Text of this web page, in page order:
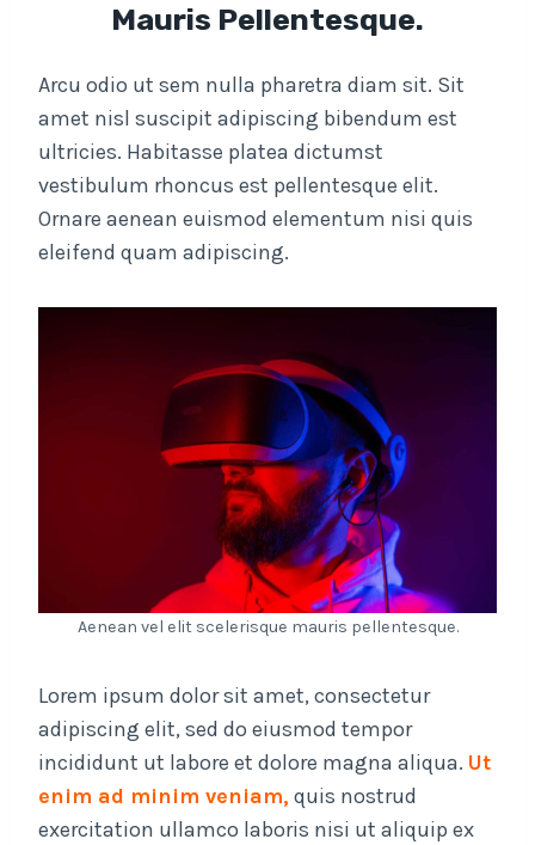
Mauris Pellentesque.
Arcu odio ut sem nulla pharetra diam sit. Sit
amet nisl suscipit adipiscing bibendum est
ultricies. Habitasse platea dictumst
vestibulum rhoncus est pellentesque elit.
Ornare aenean euismod elementum nisi quis
eleifend quam adipiscing.
Aenean vel elit scelerisque mauris pellentesque.
Lorem ipsum dolor sit amet, consectetur
adipiscing elit, sed do eiusmod tempor
incididunt ut labore et dolore magna aliqua. Ut
enim ad minim veniam, quis nostrud
exercitation ullamco laboris nisi ut aliquip ex